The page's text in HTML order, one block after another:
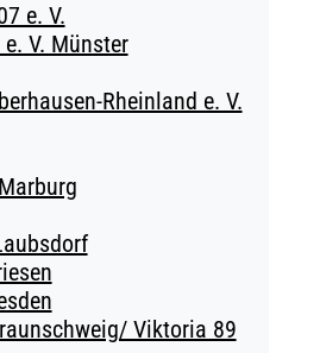
e. V.
V. Münster
Rheinland e. V.
Viktoria 89